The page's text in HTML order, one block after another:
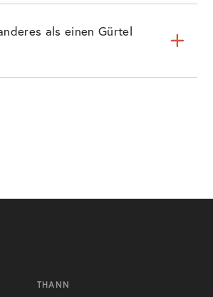
als einen Gürtel
THANN